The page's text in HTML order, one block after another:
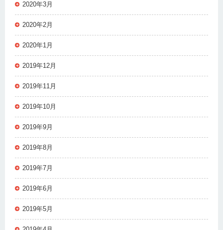
2020年3月
2020年2月
2020年1月
2019年12月
2019年11月
2019年10月
2019年9月
2019年8月
2019年7月
2019年6月
2019年5月